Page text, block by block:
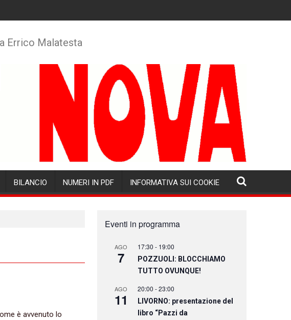
Errico Malatesta
BILANCIO NUMERI IN PDF INFORMATIVA SUI COOKIE
è avvenuto lo
Eventi in programma
AGO
7
17:30 - 19:00
POZZUOLI: BLOCCHIAMO
TUTTO OVUNQUE!
AGO
11
20:00 -23:00
LIVORNO: presentazione del
libro “Pazzi da